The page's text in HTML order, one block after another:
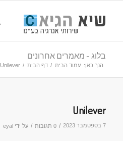
בלוג - מאמרים אחרונים
הנך כאן: עמוד הבית / דף הבית /
Unilever
Unilever
7 בספטמבר 2023 / 0 תגובות / על ידי eyal